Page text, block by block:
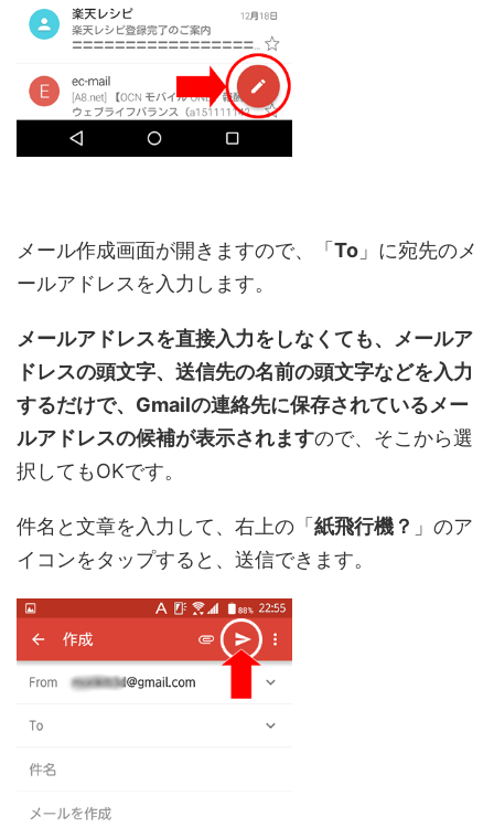
メール作成画面が開きますので、「 To 」に宛先のメ
ールアドレスを入力します。
メールアドレスを直接入力をしなくても、メールア
ドレスの頭文字、送信先の名前の頭文字などを入力
するだけで、Gmailの連絡先に保存されているメー
ルアドレスの候補が表示されますので、そこから選
択してもOKです。
件名と文章を入力して、右上の「 紙飛行機？ 」のア
イコンをタップすると、送信できます。